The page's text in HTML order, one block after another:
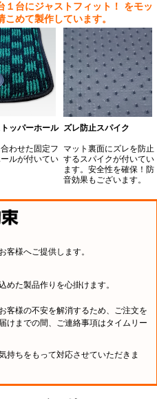
台にジャストフィット！
をモッ
めて製作しています。
ッパーホール
わせた固定フ
ルが付いてい
ズレ防止スパイク
マット裏面にズレを防止
するスパイクが付いてい
ます。安全性を確保！防
音効果もございます。
客様へご提供します。
めた製品作りを心掛けます。
客様の不安を解消するため、ご注文を
けまでの間、ご連絡事項はタイムリー
持ちをもって対応させていただきま